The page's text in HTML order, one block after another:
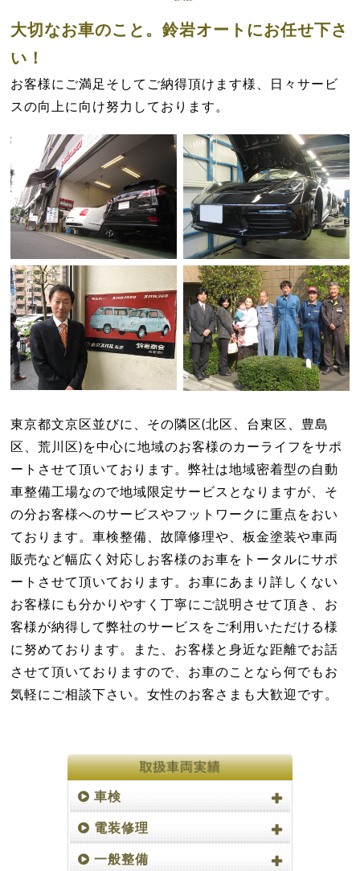
大切なお車のこと。鈴岩オートにお任せ下さ
い！
お客様にご満足そしてご納得頂けます様、日々サービ
スの向上に向け努力しております。
東京都文京区並びに、その隣区(北区、台東区、豊島
区、荒川区)を中心に地域のお客様のカーライフをサポ
ートさせて頂いております。弊社は地域密着型の自動
車整備工場なので地域限定サービスとなりますが、そ
の分お客様へのサービスやフットワークに重点をおい
ております。車検整備、故障修理や、板金塗装や車両
販売など幅広く対応しお客様のお車をトータルにサポ
ートさせて頂いております。お車にあまり詳しくない
お客様にも分かりやすく丁寧にご説明させて頂き、お
客様が納得して弊社のサービスをご利用いただける様
に努めております。また、お客様と身近な距離でお話
させて頂いておりますので、お車のことなら何でもお
気軽にご相談下さい。女性のお客さまも大歓迎です。
車検
電装修理
一般整備